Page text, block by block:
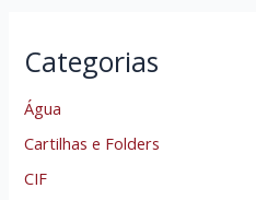
Categorias
Água
Cartilhas e Folders
CIF